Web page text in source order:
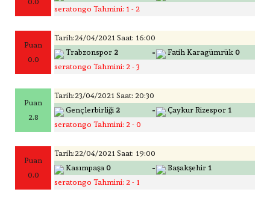
seratongo Tahmini: 1 - 2
Puan
0.0
Tarih:24/04/2021 Saat: 16:00
Trabzonspor 2 - Fatih Karagümrük 0
seratongo Tahmini: 2 - 3
Puan
2.8
Tarih:23/04/2021 Saat: 20:30
Gençlerbirliği 2 - Çaykur Rizespor 1
seratongo Tahmini: 2 - 0
Puan
0.0
Tarih:22/04/2021 Saat: 19:00
Kasımpaşa 0 - Başakşehir 1
seratongo Tahmini: 2 - 1